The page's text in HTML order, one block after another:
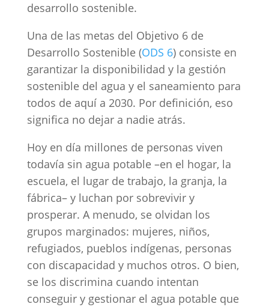
desarrollo sostenible.
Una de las metas del Objetivo 6 de
Desarrollo Sostenible (ODS 6) consiste en
garantizar la disponibilidad y la gestión
sostenible del agua y el saneamiento para
todos de aquí a 2030. Por definición, eso
significa no dejar a nadie atrás.
Hoy en día millones de personas viven
todavía sin agua potable –en el hogar, la
escuela, el lugar de trabajo, la granja, la
fábrica– y luchan por sobrevivir y
prosperar. A menudo, se olvidan los
grupos marginados: mujeres, niños,
refugiados, pueblos indígenas, personas
con discapacidad y muchos otros. O bien,
se los discrimina cuando intentan
conseguir y gestionar el agua potable que